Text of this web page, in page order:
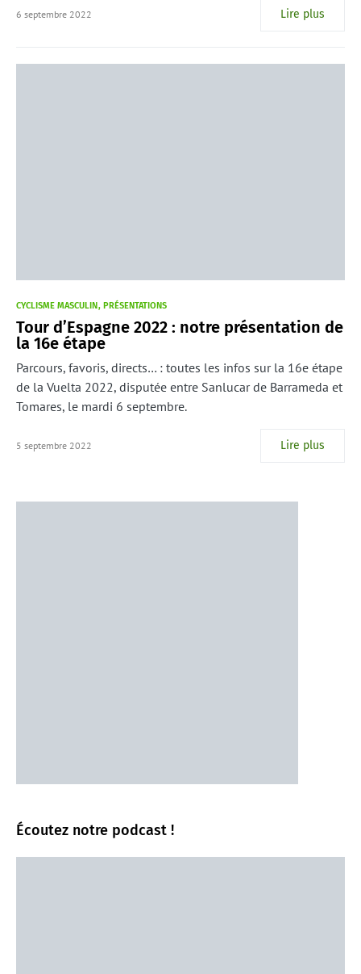
6 septembre 2022 Lire plus
CYCLISME MASCULIN PRÉSENTATIONS
Tour d’Espagne 2022 : notre présentation de
la 16e étape
Parcours, favoris, directs… : toutes les infos sur la 16e étape
de la Vuelta 2022, disputée entre Sanlucar de Barrameda et
Tomares, le mardi 6 septembre.
5 septembre 2022 Lire plus
Écoutez notre podcast !